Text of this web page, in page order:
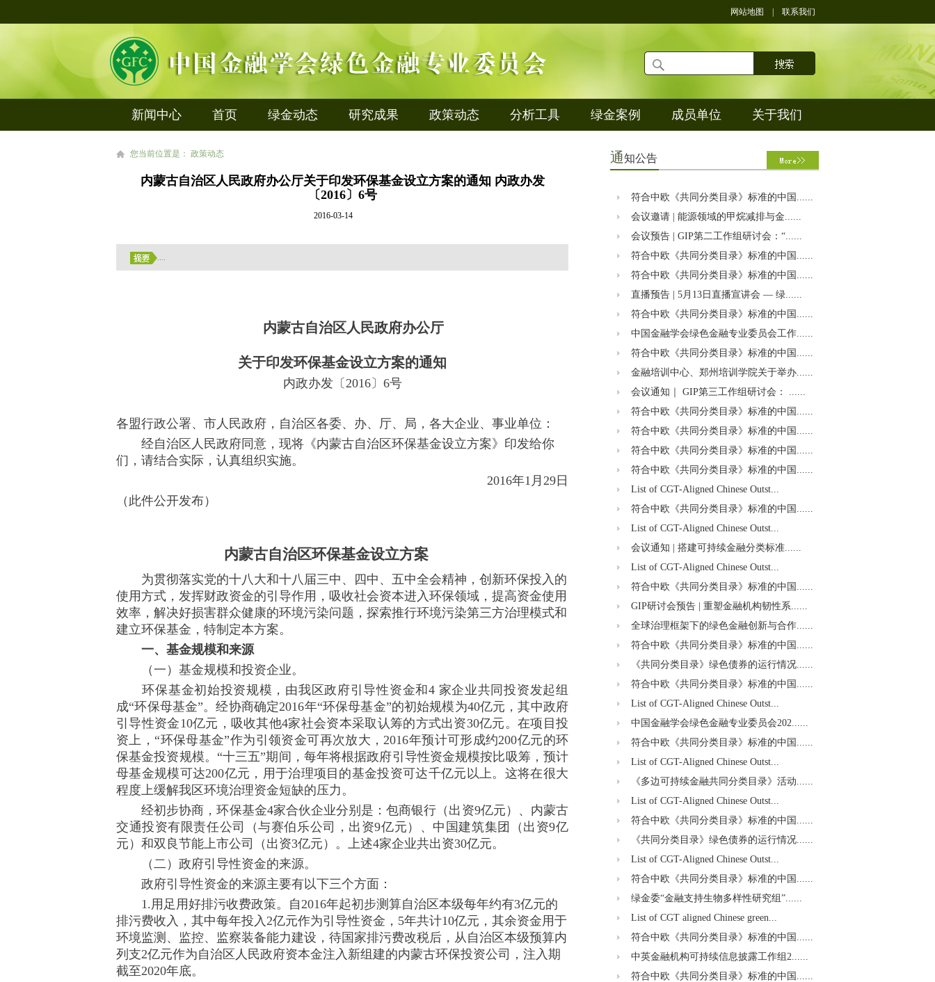
网站地图 联系我们
新闻中心 首页 绿金动态 研究成果 政策动态 分析工具 绿金案例 成员单位 关于我们
您当前位置是： 政策动态
内蒙古自治区人民政府办公厅关于印发环保基金设立方案的通知 内政办发
〔2016〕6号
2016-03-14
....
内蒙古自治区人民政府办公厅
关于印发环保基金设立方案的通知
内政办发〔2016〕6号
各盟行政公署、市人民政府，自治区各委、办、厅、局，各大企业、事业单位：
经自治区人民政府同意，现将《内蒙古自治区环保基金设立方案》印发给你
们，请结合实际，认真组织实施。
2016年1月29日
（此件公开发布）
内蒙古自治区环保基金设立方案
为贯彻落实党的十八大和十八届三中、四中、五中全会精神，创新环保投入的
使用方式，发挥财政资金的引导作用，吸收社会资本进入环保领域，提高资金使用
效率，解决好损害群众健康的环境污染问题，探索推行环境污染第三方治理模式和
建立环保基金，特制定本方案。
一、基金规模和来源
（一）基金规模和投资企业。
环保基金初始投资规模，由我区政府引导性资金和4 家企业共同投资发起组
成“环保母基金”。经协商确定2016年“环保母基金”的初始规模为40亿元，其中政府
引导性资金10亿元，吸收其他4家社会资本采取认筹的方式出资30亿元。在项目投
资上，“环保母基金”作为引领资金可再次放大，2016年预计可形成约200亿元的环
保基金投资规模。“十三五”期间，每年将根据政府引导性资金规模按比吸筹，预计
母基金规模可达200亿元，用于治理项目的基金投资可达千亿元以上。这将在很大
程度上缓解我区环境治理资金短缺的压力。
经初步协商，环保基金4家合伙企业分别是：包商银行（出资9亿元）、内蒙古
交通投资有限责任公司（与赛伯乐公司，出资9亿元）、中国建筑集团（出资9亿
元）和双良节能上市公司（出资3亿元）。上述4家企业共出资30亿元。
（二）政府引导性资金的来源。
政府引导性资金的来源主要有以下三个方面：
1.用足用好排污收费政策。自2016年起初步测算自治区本级每年约有3亿元的
排污费收入，其中每年投入2亿元作为引导性资金，5年共计10亿元，其余资金用于
环境监测、监控、监察装备能力建设，待国家排污费改税后，从自治区本级预算内
列支2亿元作为自治区人民政府资本金注入新组建的内蒙古环保投资公司，注入期
截至2020年底。
通知公告
符合中欧《共同分类目录》标准的中国......
会议邀请 | 能源领域的甲烷减排与金......
会议预告 | GIP第二工作组研讨会：“......
符合中欧《共同分类目录》标准的中国......
符合中欧《共同分类目录》标准的中国......
直播预告 | 5月13日直播宣讲会 — 绿......
符合中欧《共同分类目录》标准的中国......
中国金融学会绿色金融专业委员会工作......
符合中欧《共同分类目录》标准的中国......
金融培训中心、郑州培训学院关于举办......
会议通知｜ GIP第三工作组研讨会： ......
符合中欧《共同分类目录》标准的中国......
符合中欧《共同分类目录》标准的中国......
符合中欧《共同分类目录》标准的中国......
符合中欧《共同分类目录》标准的中国......
List of CGT-Aligned Chinese Outst...
符合中欧《共同分类目录》标准的中国......
List of CGT-Aligned Chinese Outst...
会议通知 | 搭建可持续金融分类标准......
List of CGT-Aligned Chinese Outst...
符合中欧《共同分类目录》标准的中国......
GIP研讨会预告 | 重塑金融机构韧性系......
全球治理框架下的绿色金融创新与合作......
符合中欧《共同分类目录》标准的中国......
《共同分类目录》绿色债券的运行情况......
符合中欧《共同分类目录》标准的中国......
List of CGT-Aligned Chinese Outst...
中国金融学会绿色金融专业委员会202......
符合中欧《共同分类目录》标准的中国......
List of CGT-Aligned Chinese Outst...
《多边可持续金融共同分类目录》活动......
List of CGT-Aligned Chinese Outst...
符合中欧《共同分类目录》标准的中国......
《共同分类目录》绿色债券的运行情况......
List of CGT-Aligned Chinese Outst...
符合中欧《共同分类目录》标准的中国......
绿金委“金融支持生物多样性研究组”......
List of CGT aligned Chinese green...
符合中欧《共同分类目录》标准的中国......
中英金融机构可持续信息披露工作组2......
符合中欧《共同分类目录》标准的中国......